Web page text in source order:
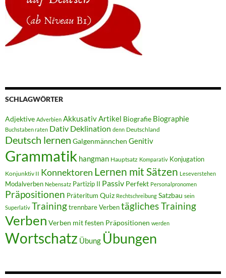
SCHLAGWÖRTER
Adjektive Adverbien AkkusativArtikel Biografie Biographie
Buchstaben raten Dativ Deklination denn Deutschland
Deutsch lernen Galgenmännchen Genitiv
Grammatik hangman Hauptsatz Komparativ Konjugation
Konjunktiv II Konnektoren Lernen mit Sätzen Leseverstehen
Modalverben Nebensatz Partizip II Passiv Perfekt Personalpronomen
Präpositionen Präteritum Quiz Rechtschreibung Satzbau sein
Superlativ Trainingtrennbare Verbentägliches Training
Verben Verben mit festen Präpositionen werden
Wortschatz Übung Übungen